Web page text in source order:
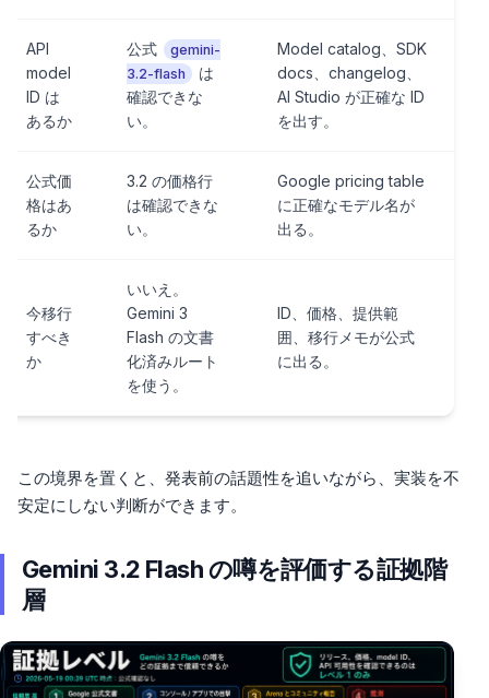
API
model
ID は
あるか
公式
gemini-
3.2-flash
は
確認できな
い。
Model catalog、SDK
docs、changelog、
AI Studio が正確な ID
を出す。
公式価
格はあ
るか
3.2 の価格行
は確認できな
い。
Google pricing table
に正確なモデル名が
出る。
今移行
すべき
か
いいえ。
Gemini 3
Flash の文書
化済みルート
を使う。
ID、価格、提供範
囲、移行メモが公式
に出る。
この境界を置くと、発表前の話題性を追いながら、実装を不
安定にしない判断ができます。
Gemini 3.2 Flash の噂を評価する証拠階
層